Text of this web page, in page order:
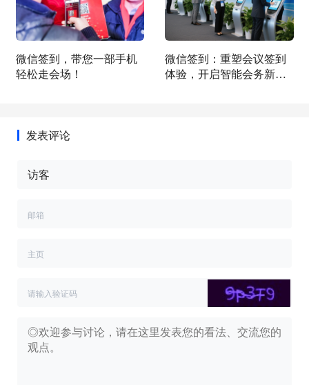
微信签到，带您一部手机
轻松走会场！
微信签到：重塑会议签到
体验，开启智能会务新篇
发表评论